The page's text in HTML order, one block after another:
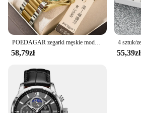
58,79zł 55,39zł